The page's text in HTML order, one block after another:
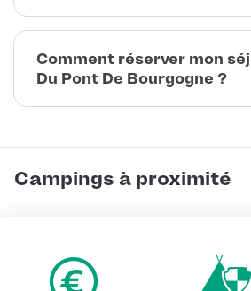
Comment réserver mon
Du Pont De Bourgogne ?
Campings à proximité